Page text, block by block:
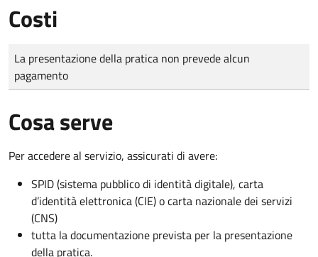
Costi
Tipo di pagamento
Importo
La presentazione della pratica non prevede alcun
pagamento
Cosa serve
Per accedere al servizio, assicurati di avere:
SPID (sistema pubblico di identità digitale), carta
d’identità elettronica (CIE) o carta nazionale dei servizi
(CNS)
tutta la documentazione prevista per la presentazione
della pratica.